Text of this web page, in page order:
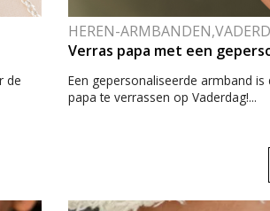
de
HEREN-
Verras papa met een
Een gepersonaliseerde armband
papa te verrassen op Vaderdag!...